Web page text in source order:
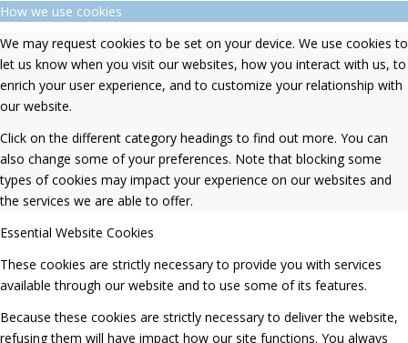
How we use cookies
We may request cookies to be set on your device. We use cookies to
let us know when you visit our websites, how you interact with us, to
enrich your user experience, and to customize your relationship with
our website.
Click on the different category headings to find out more. You can
also change some of your preferences. Note that blocking some
types of cookies may impact your experience on our websites and
the services we are able to offer.
Essential Website Cookies
These cookies are strictly necessary to provide you with services
available through our website and to use some of its features.
Because these cookies are strictly necessary to deliver the website,
refusing them will have impact how our site functions. You always